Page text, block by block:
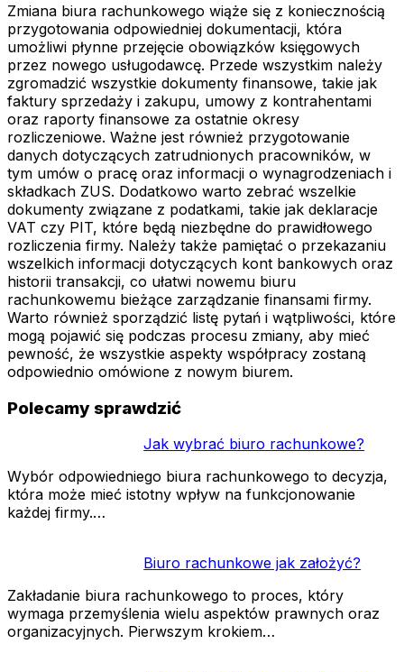
Zmiana biura rachunkowego wiąże się z koniecznością
przygotowania odpowiedniej dokumentacji, która
umożliwi płynne przejęcie obowiązków księgowych
przez nowego usługodawcę. Przede wszystkim należy
zgromadzić wszystkie dokumenty finansowe, takie jak
faktury sprzedaży i zakupu, umowy z kontrahentami
oraz raporty finansowe za ostatnie okresy
rozliczeniowe. Ważne jest również przygotowanie
danych dotyczących zatrudnionych pracowników, w
tym umów o pracę oraz informacji o wynagrodzeniach i
składkach ZUS. Dodatkowo warto zebrać wszelkie
dokumenty związane z podatkami, takie jak deklaracje
VAT czy PIT, które będą niezbędne do prawidłowego
rozliczenia firmy. Należy także pamiętać o przekazaniu
wszelkich informacji dotyczących kont bankowych oraz
historii transakcji, co ułatwi nowemu biuru
rachunkowemu bieżące zarządzanie finansami firmy.
Warto również sporządzić listę pytań i wątpliwości, które
mogą pojawić się podczas procesu zmiany, aby mieć
pewność, że wszystkie aspekty współpracy zostaną
odpowiednio omówione z nowym biurem.
Polecamy sprawdzić
Jak wybrać biuro rachunkowe?
Wybór odpowiedniego biura rachunkowego to decyzja,
która może mieć istotny wpływ na funkcjonowanie
każdej firmy.…
Biuro rachunkowe jak założyć?
Zakładanie biura rachunkowego to proces, który
wymaga przemyślenia wielu aspektów prawnych oraz
organizacyjnych. Pierwszym krokiem…